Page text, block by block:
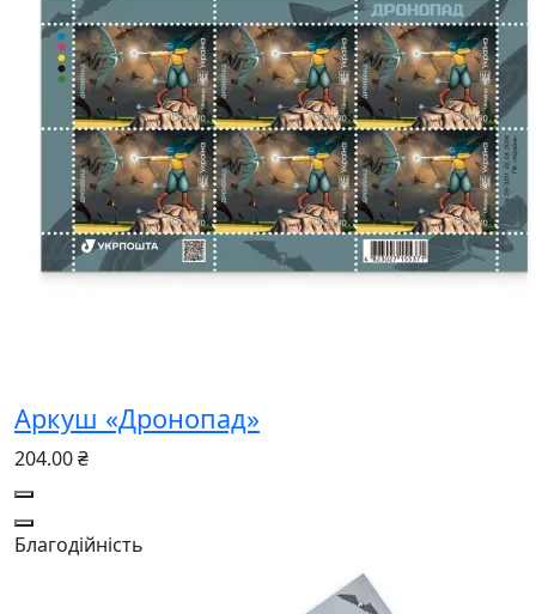
Аркуш «Дронопад»
204.00 ₴
Благодійність